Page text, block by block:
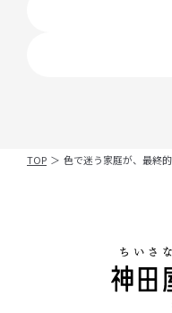
TOP ＞ 色で迷う家庭が、最終